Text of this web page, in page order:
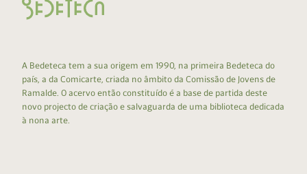
A Bedeteca tem a sua origem em 1990, na primeira Bedeteca do
país, a da Comicarte, criada no âmbito da Comissão de Jovens de
Ramalde. O acervo então constituído é a base de partida deste
novo projecto de criação e salvaguarda de uma biblioteca dedicada
à nona arte.